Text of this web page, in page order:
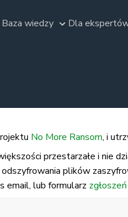
Baza wiedzy Dla
No More Ransom, i
przestarzałe i nie
plików
email, lub formularz